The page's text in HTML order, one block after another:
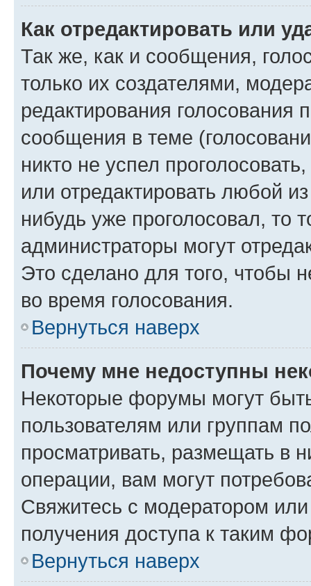
Как отредактировать или
Так же, как и сообщения,
только их создателями,
редактирования голосования
сообщения в теме
никто не успел
или отредактировать любой
нибудь уже проголосовал, то
администраторы могут
Это сделано для того, чтобы
во время голосования.
Вернуться наверх
Почему мне недоступны
Некоторые форумы могут
пользователям или группам
просматривать, размещать в
операции, вам могут
Свяжитесь с модератором
получения доступа к таким
Вернуться наверх